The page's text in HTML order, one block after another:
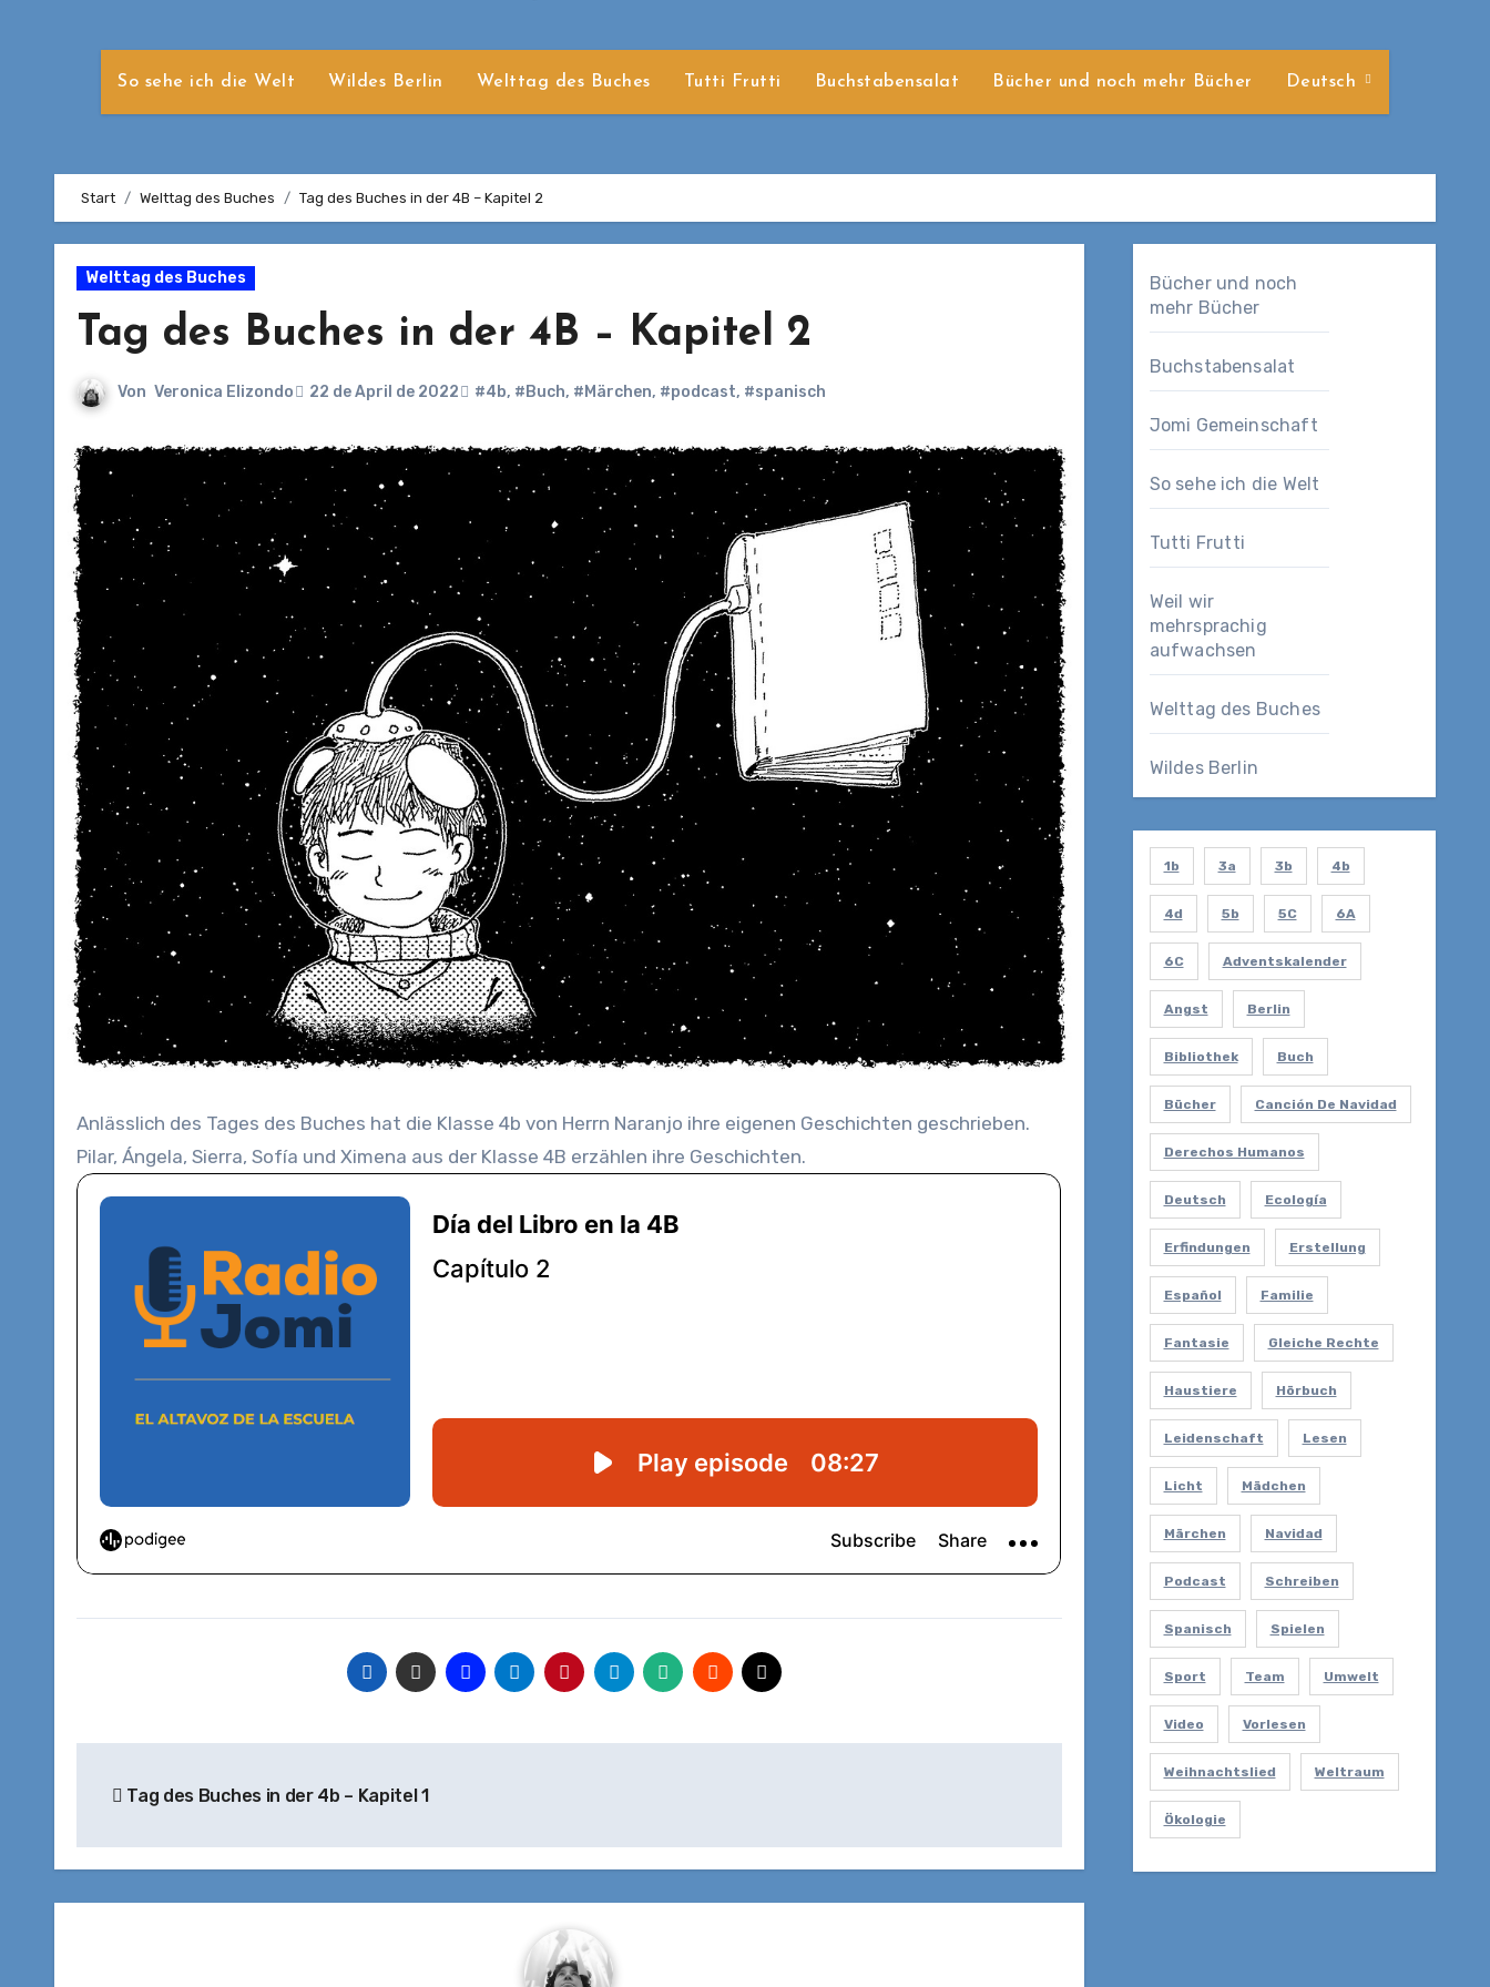
So sehe ich die Welt Wildes Berlin Welttag des Buches Tutti Frutti Buchstabensalat Bücher und noch mehr Bücher Deutsch
Start Welttag des Buches Tag des Buches in der 4B – Kapitel 2
Welttag des Buches
Tag des Buches in der 4B – Kapitel 2
Von Veronica Elizondo 22 de April de 2022 #4b, #Buch, #Märchen, #podcast, #spanisch
Anlässlich des Tages des Buches hat die Klasse 4b von Herrn Naranjo ihre eigenen Geschichten geschrieben.
Pilar, Ángela, Sierra, Sofía und Ximena aus der Klasse 4B erzählen ihre Geschichten.
Tag des Buches in der 4b – Kapitel 1
Bücher und noch
mehr Bücher
Buchstabensalat
Jomi Gemeinschaft
So sehe ich die Welt
Tutti Frutti
Weil wir
mehrsprachig
aufwachsen
Welttag des Buches
Wildes Berlin
1b 3a 3b 4b
4d 5b 5C 6A
6C Adventskalender
Angst Berlin
Bibliothek Buch
Bücher Canción De Navidad
Derechos Humanos
Deutsch Ecología
Erfindungen Erstellung
Español Familie
Fantasie Gleiche Rechte
Haustiere Hörbuch
Leidenschaft Lesen
Licht Mädchen
Märchen Navidad
Podcast Schreiben
Spanisch Spielen
Sport Team Umwelt
Video Vorlesen
Weihnachtslied Weltraum
Ökologie